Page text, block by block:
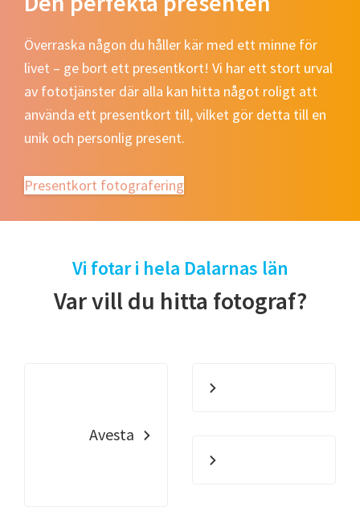
Överraska någon du håller kär med ett minne för
livet – ge bort ett presentkort! Vi har ett stort urval
av fototjänster där alla kan hitta något roligt att
använda ett presentkort till, vilket gör detta till en
unik och personlig present.
Presentkort fotografering
Vi fotar i hela Dalarnas län
Var vill du hitta fotograf?
Avesta